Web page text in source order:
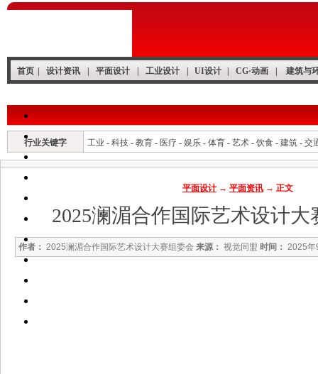
首页 设计资讯 平面设计 工业设计 UI设计 CG·动画 建筑与
行业关键字 工业 - 科技 - 教育 - 医疗 - 娱乐 - 体育 - 艺术 - 饮食 - 建筑 - 交
平面设计 → 平面资讯 → 正文
2025澜湄合作国际艺术设计大
作者： 2025澜湄合作国际艺术设计大赛组委会 来源： 视觉同盟 时间： 2025年